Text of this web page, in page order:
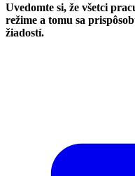
Uvedomte si, že všetci
režime a tomu sa
žiadostí.